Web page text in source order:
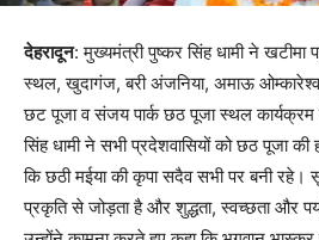
देहरादून: मुख्यमंत्री पुष्कर सिंह धामी ने
स्थल, खुदागंज, बरी अंजनिया, अमाऊ
छट पूजा व संजय पार्क छठ पूजा स्थल कार्यक्रम
सिंह धामी ने सभी प्रदेशवासियों को छठ पूजा की
कि छठी मईया की कृपा सदैव सभी पर बनी रहे।
प्रकृति से जोड़ता है और शुद्धता, स्वच्छता और